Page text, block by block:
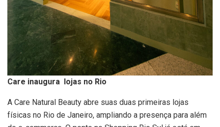
Care inaugura lojas no Rio
A Care Natural Beauty abre suas duas primeiras lojas
físicas no Rio de Janeiro, ampliando a presença para além